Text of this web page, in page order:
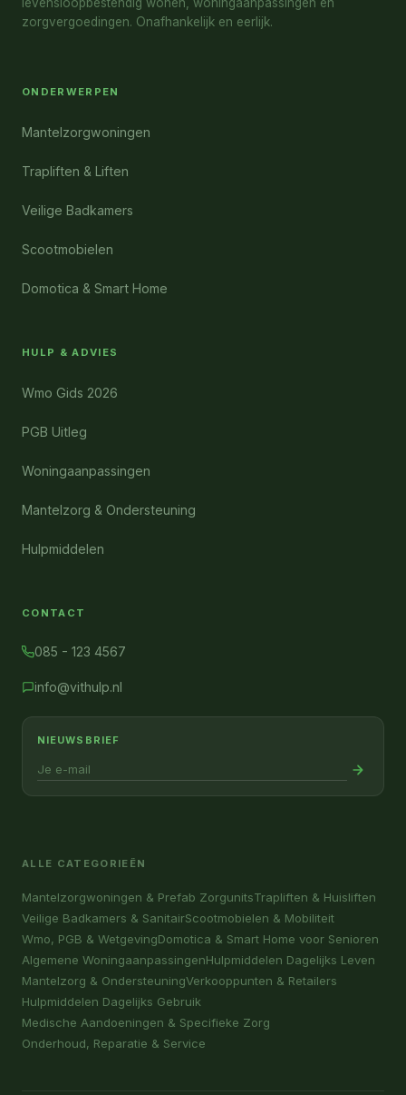
zorgvergoedingen. Onafhankelijk en eerlijk.
ONDERWERPEN
Mantelzorgwoningen
Trapliften & Liften
Veilige Badkamers
Scootmobielen
Domotica & Smart Home
HULP & ADVIES
Wmo Gids 2026
PGB Uitleg
Woningaanpassingen
Mantelzorg & Ondersteuning
Hulpmiddelen
CONTACT
085 - 123 4567
info@vithulp.nl
NIEUWSBRIEF
ALLE CATEGORIEËN
Mantelzorgwoningen & Prefab ZorgunitsTrapliften & Huisliften
Veilige Badkamers & SanitairScootmobielen & Mobiliteit
Wmo, PGB & WetgevingDomotica & Smart Home voor Senioren
Algemene WoningaanpassingenHulpmiddelen Dagelijks Leven
Mantelzorg & OndersteuningVerkooppunten & Retailers
Hulpmiddelen Dagelijks Gebruik
Medische Aandoeningen & Specifieke Zorg
Onderhoud, Reparatie & Service